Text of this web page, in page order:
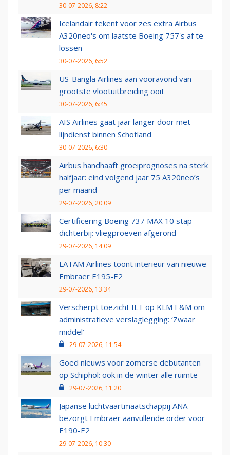
30-07-2026, 8:22
Icelandair tekent voor zes extra Airbus
A320neo's om laatste Boeing 757's af te
lossen
30-07-2026, 6:52
US-Bangla Airlines aan vooravond van
grootste vlootuitbreiding ooit
30-07-2026, 6:45
AIS Airlines gaat jaar langer door met
lijndienst binnen Schotland
30-07-2026, 6:30
Airbus handhaaft groeiprognoses na sterk
halfjaar: eind volgend jaar 75 A320neo’s
per maand
29-07-2026, 20:09
Certificering Boeing 737 MAX 10 stap
dichterbij: vliegproeven afgerond
29-07-2026, 14:09
LATAM Airlines toont interieur van nieuwe
Embraer E195-E2
29-07-2026, 13:34
Verscherpt toezicht ILT op KLM E&M om
administratieve verslaglegging: ‘Zwaar
middel’
29-07-2026, 11:54
Goed nieuws voor zomerse debutanten
op Schiphol: ook in de winter alle ruimte
29-07-2026, 11:20
Japanse luchtvaartmaatschappij ANA
bezorgt Embraer aanvullende order voor
E190-E2
29-07-2026, 10:30